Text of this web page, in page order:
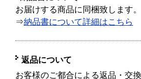
お届けする商品に同梱致します。
⇒納品書について詳細はこちら
返品について
お客様のご都合による返品・交